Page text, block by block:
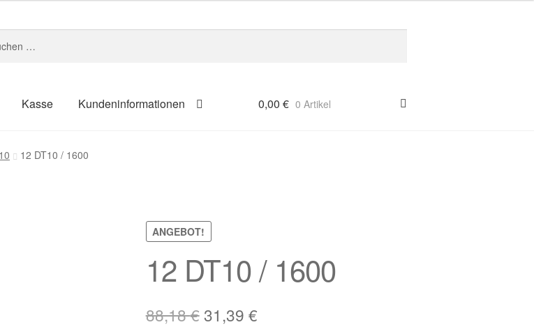
Kasse Kundeninformationen 0,00€ 0 Artikel
12 DT10 / 1600
ANGEBOT!
12 DT10 / 1600
88,18€ Ursprünglicher
31,39 €Aktueller